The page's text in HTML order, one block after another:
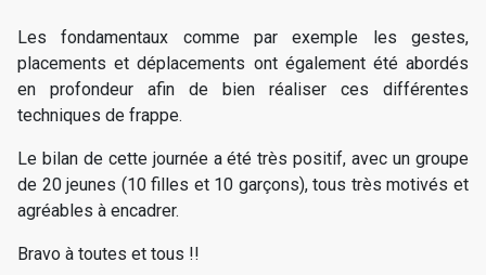
Les fondamentaux comme par exemple les gestes,
placements et déplacements ont également été abordés
en profondeur afin de bien réaliser ces différentes
techniques de frappe.
Le bilan de cette journée a été très positif, avec un groupe
de 20 jeunes (10 filles et 10 garçons), tous très motivés et
agréables à encadrer.
Bravo à toutes et tous !!